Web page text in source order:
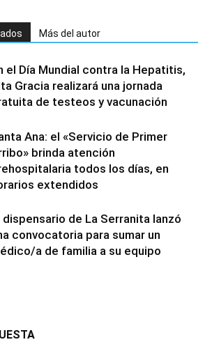
Más del autor
el Día Mundial contra la Hepatitis,
Gracia realizará una jornada
de testeos y vacunación
Ana: el «Servicio de Primer
brinda atención
todos los días, en
extendidos
dispensario de La Serranita lanzó
convocatoria para sumar un
a de familia a su equipo